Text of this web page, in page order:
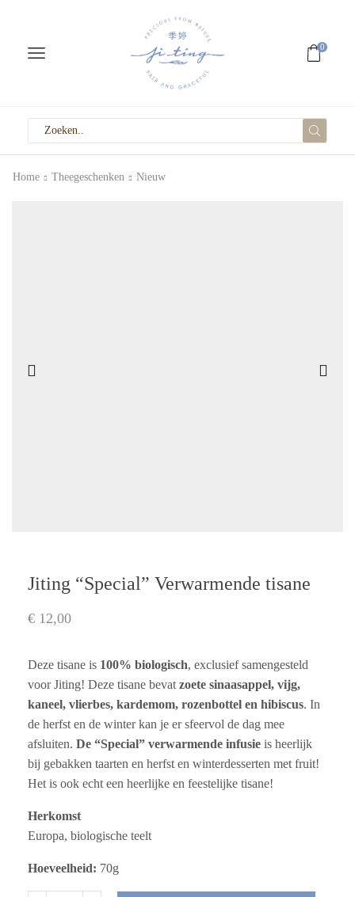
0
Home Theegeschenken Nieuw
Jiting “Special” Verwarmende tisane
€ 12,00
Deze tisane is 100% biologisch, exclusief samengesteld
voor Jiting! Deze tisane bevat zoete sinaasappel, vijg,
kaneel, vlierbes, kardemom, rozenbottel en hibiscus. In
de herfst en de winter kan je er sfeervol de dag mee
afsluiten. De “Special” verwarmende infusie is heerlijk
bij gebakken taarten en herfst en winterdesserten met fruit!
Het is ook echt een heerlijke en feestelijke tisane!
Herkomst
Europa, biologische teelt
Hoeveelheid: 70g